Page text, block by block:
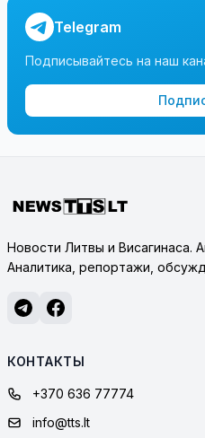
Telegram
Подписывайтесь на наш
Новости Литвы и Висагинаса.
Аналитика, репортажи,
КОНТАКТЫ
+370 636 77774
info@tts.lt